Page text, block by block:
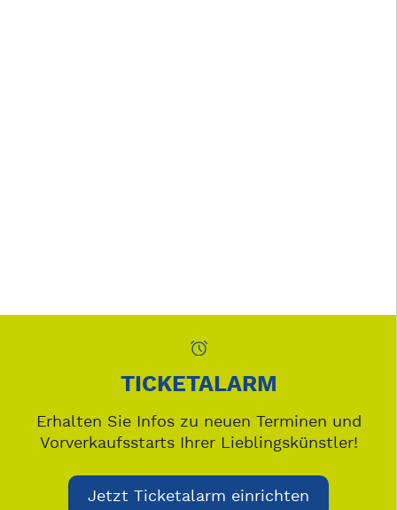
TICKETALARM
Erhalten Sie Infos zu neuen Terminen und
Vorverkaufsstarts Ihrer Lieblingskünstler!
Jetzt Ticketalarm einrichten